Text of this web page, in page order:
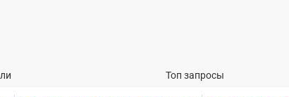
Топ запросы